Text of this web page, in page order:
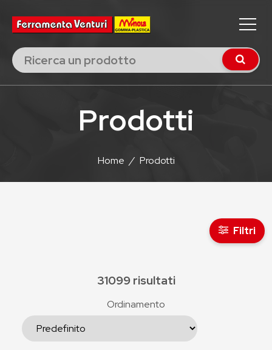
Prodotti
Home / Prodotti
Filtri
31099 risultati
Ordinamento